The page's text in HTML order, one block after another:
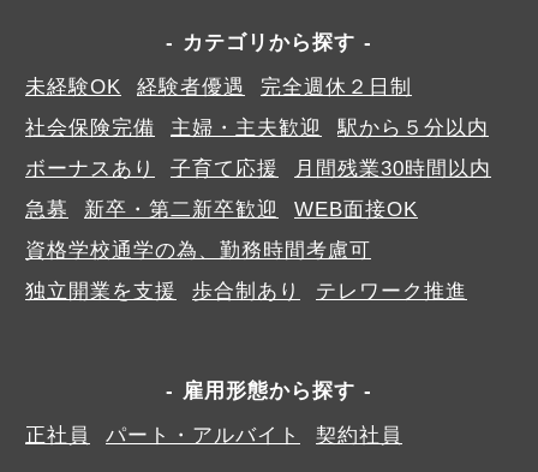
カテゴリから探す
未経験OK
経験者優遇
完全週休２日制
社会保険完備
主婦・主夫歓迎
駅から５分以内
ボーナスあり
子育て応援
月間残業30時間以内
急募
新卒・第二新卒歓迎
WEB面接OK
資格学校通学の為、勤務時間考慮可
独立開業を支援
歩合制あり テレワーク推進
雇用形態から探す
正社員
パート・アルバイト 契約社員